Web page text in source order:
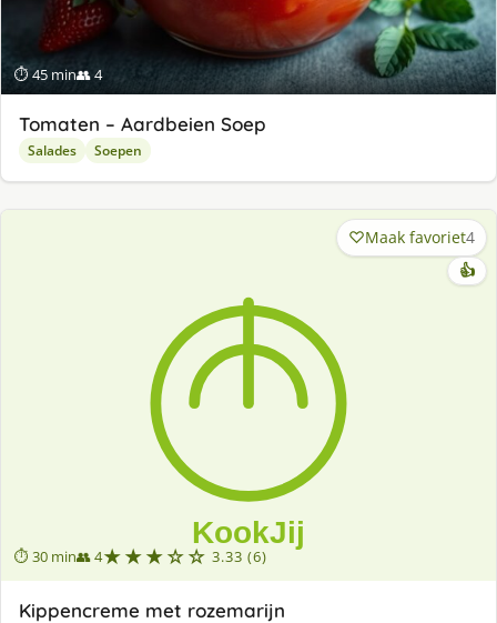
⏱ 45 min👥 4
Tomaten – Aardbeien Soep
Salades Soepen
⏱ 30 min👥 4★★★☆☆ 3.33 (6)
Maak favoriet4
👍
Kippencreme met rozemarijn